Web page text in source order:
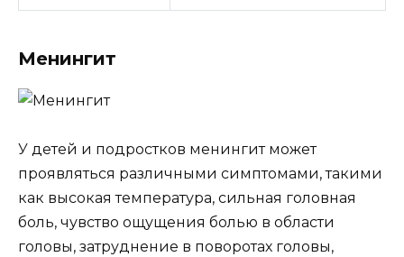
Менингит
У детей и подростков менингит может
проявляться различными симптомами, такими
как высокая температура, сильная головная
боль, чувство ощущения болью в области
головы, затруднение в поворотах головы,